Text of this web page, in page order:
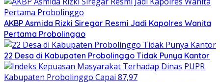
AKBP Asmida Rizki Siregar Resmi Jadi Kapolres Wanita
Pertama Probolinggo
22 Desa di Kabupaten Probolinggo Tidak Punya Kantor